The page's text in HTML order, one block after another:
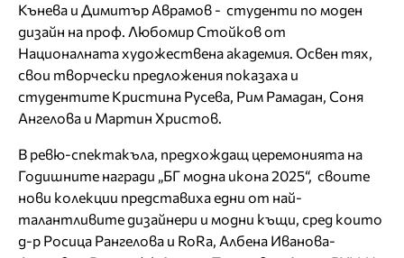
Кънева и Димитър Аврамов - студенти по моден
дизайн на проф. Любомир Стойков от
Националната художествена академия. Освен тях,
свои творчески предложения показаха и
студентите Кристина Русева, Рим Рамадан, Соня
Ангелова и Мартин Христов.
В ревю-спектакъла, предхождащ церемонията на
Годишните награди „БГ модна икона 2025“, своите
нови колекции представиха едни от най-
талантливите дизайнери и модни къщи, сред които
д-р Росица Рангелова и RoRa, Албена Иванова-